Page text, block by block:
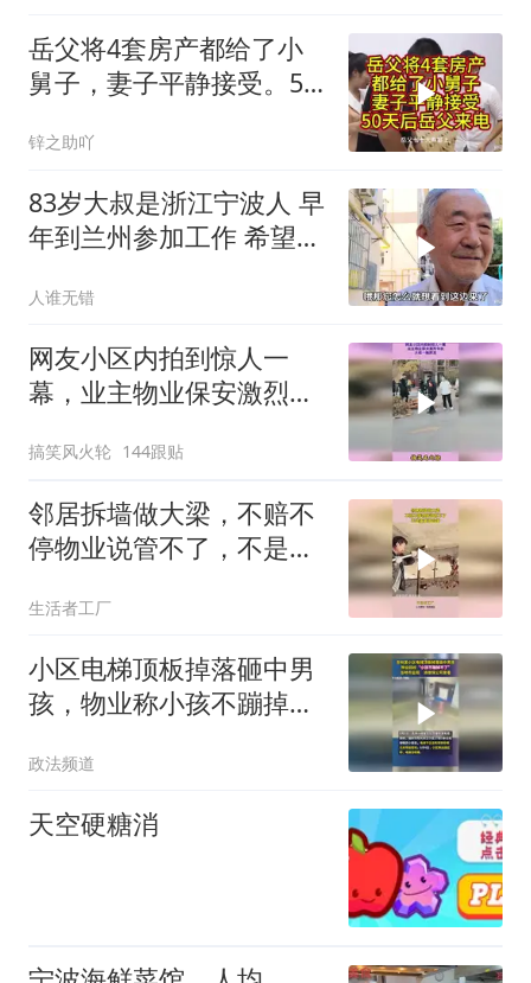
岳父将4套房产都给了小
舅子，妻子平静接受。50
锌之助吖
83岁大叔是浙江宁波人 早
年到兰州参加工作 希望百
人谁无错
网友小区内拍到惊人一
幕，业主物业保安激烈争
搞笑风火轮 144跟贴
邻居拆墙做大梁，不赔不
停物业说管不了，不是承
生活者工厂
小区电梯顶板掉落砸中男
孩，物业称小孩不蹦掉不
查看
政法频道
天空硬糖消